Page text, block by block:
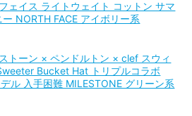
ェイス ライトウェイト コットン サマ
NORTH FACE アイボリー系
トーン × ペンドルトン × clef スウィ
Bucket Hat トリプルコラボ
ル 入手困難 MILESTONE グリーン系